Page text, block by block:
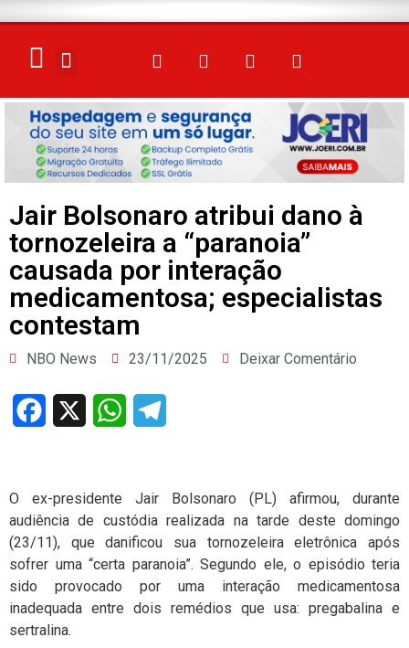
Jair Bolsonaro atribui dano à
tornozeleira a “paranoia”
causada por interação
medicamentosa; especialistas
contestam
NBO News 23/11/2025 Deixar Comentário
Facebook WhatsApp
O ex-presidente Jair Bolsonaro (PL) afirmou, durante
audiência de custódia realizada na tarde deste domingo
(23/11), que danificou sua tornozeleira eletrônica após
sofrer uma “certa paranoia”. Segundo ele, o episódio teria
sido provocado por uma interação medicamentosa
inadequada entre dois remédios que usa: pregabalina e
sertralina.